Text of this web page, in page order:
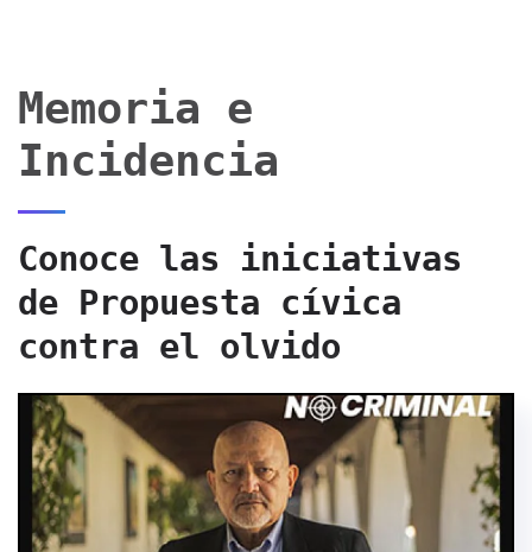
Memoria e
Incidencia
Conoce las iniciativas
de Propuesta cívica
contra el olvido